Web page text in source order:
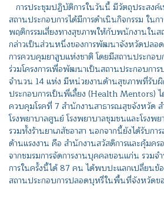
การประชุมปฏิบัติการในวันนี้ มีวัตถุประสง
สถานประกอบการได้มีการดำเนินกิจกรรม ใน
พฤติกรรมเสี่ยงทางสุขภาพให้กับพนักงานในส
กล่าวเป็นส่วนหนึ่งของการพัฒนาจังหวัดปลอ
การควบคุมยาสูบแห่งชาติ โดยมีสถานประกอบ
ร่วมโครงการเพื่อพัฒนาเป็นสถานประกอบกา
จำนวน 14 แห่ง มีหน่วยงานด้านสุขภาพที่รับ
ประกอบการเป็นพี่เลี้ยง (Health Mentors)
ควบคุมโรคที่ 7 สำนักงานสาธารณสุขจังหวัด
โรงพยาบาลศูนย์ โรงพยาบาลชุมชนและโรงพ
รวมทั้งร้านยาเภสัชอาสา นอกจากนี้ยังได้รับก
ด้านแรงงาน คือ สำนักงานสวัสดิการและคุ้มคร
จากชมรมการจัดการงานบุคคลขอนแก่น รวม
การในครั้งนี้ได้ 87 คน ได้พบปะแลกเปลี่ยน
สถานประกอบการปลอดบุหรี่ในพื้นที่จังหวัด